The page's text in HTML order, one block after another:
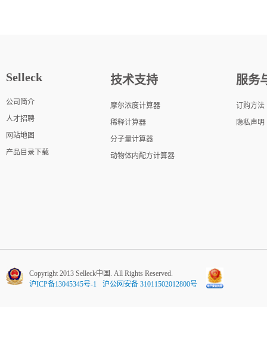
Selleck
公司简介
人才招聘
网站地图
产品目录下载
技术支持
摩尔浓度计算器
稀释计算器
分子量计算器
动物体内配方计算器
服务
订购方法
隐私声明
Copyright 2013 Selleck中国. All Rights Reserved.
沪ICP备13045345号-1
沪公网安备 31011502012800号